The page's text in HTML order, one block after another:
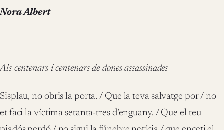
Nora Albert
Als centenars i centenars de dones assassinades
Sisplau, no obris la porta. / Que la teva salvatge por / no
et faci la víctima setanta-tres d’enguany. / Que el teu